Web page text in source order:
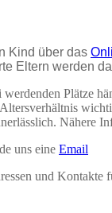
Kind über das
Eltern werden
Plätze
Nähere
uns eine Email
und Kontakte